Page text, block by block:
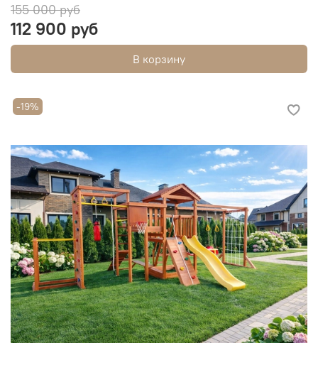
155 000 руб
112 900 руб
В корзину
-19%